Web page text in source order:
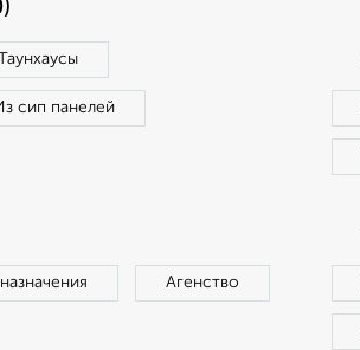
Таунхаусы
сип панелей
Агенство